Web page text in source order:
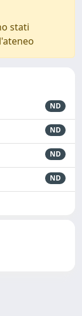
stati
ND
ND
ND
ND